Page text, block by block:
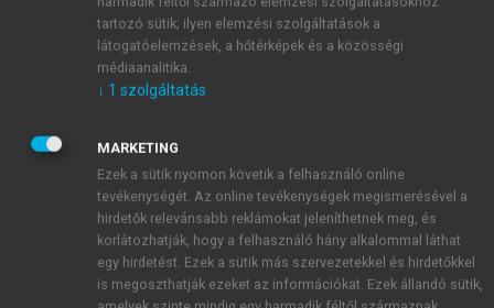
Bodnár Istvántartozó sütik; ilyen elemzési szolgáltatások a
látogatóelemzések, a hőtérképek és a közösségi
médiaanalitika.
↓ 1 szolgáltatás
MARKETING
Ezek a sütik nyomon követik a felhasználó online
tevékenységét. Az online tevékenységek megismerésével a
hirdetők relevánsabb reklámokat jeleníthetnek meg, és
korlátozhatják, hogy a felhasználó hány alkalommal láthat
egy hirdetést. Ezek a sütik más szervezetekkel és hirdetőkkel
is megoszthatják ezeket az információkat. Ezek állandó sütik,